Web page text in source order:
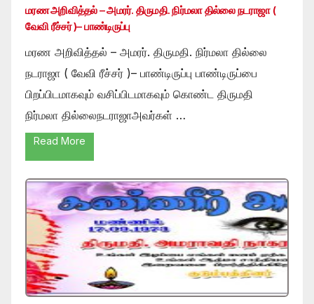
மரண அறிவித்தல் – அமரர். திருமதி. நிர்மலா தில்லை நடராஜா (
வேவி ரீச்சர் )– பாண்டிருப்பு
மரண அறிவித்தல் – அமரர். திருமதி. நிர்மலா தில்லை
நடராஜா ( வேவி ரீச்சர் )– பாண்டிருப்பு பாண்டிருப்பை
பிறப்பிடமாகவும் வசிப்பிடமாகவும் கொண்ட திருமதி
நிர்மலா தில்லைநடராஜாஅவர்கள் …
Read More